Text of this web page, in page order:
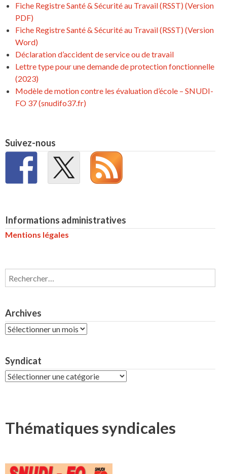
Fiche Registre Santé & Sécurité au Travail (RSST) (Version
PDF)
Fiche Registre Santé & Sécurité au Travail (RSST) (Version
Word)
Déclaration d’accident de service ou de travail
Lettre type pour une demande de protection fonctionnelle
(2023)
Modèle de motion contre les évaluation d’école – SNUDI-
FO 37 (snudifo37.fr)
Suivez-nous
Informations administratives
Mentions légales
Rechercher :
Archives
Archives
Syndicat
Syndicat
Thématiques syndicales